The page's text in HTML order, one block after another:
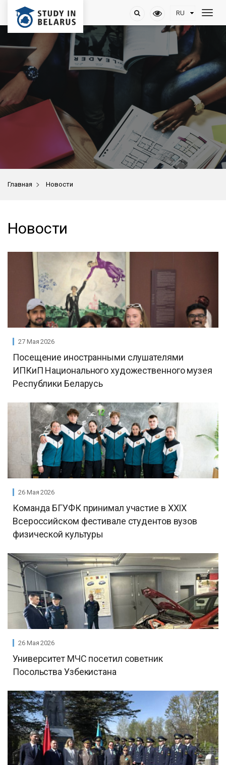
Главная > Новости
Новости
27 Мая 2026
Посещение иностранными слушателями
ИПКиП Национального художественного музея
Республики Беларусь
26 Мая 2026
Команда БГУФК принимал участие в XХIX
Всероссийском фестивале студентов вузов
физической культуры
26 Мая 2026
Университет МЧС посетил советник
Посольства Узбекистана